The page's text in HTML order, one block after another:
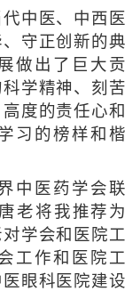
中医、中西医
守正创新的典
做出了巨大贡
学精神、刻苦
度的责任心和
习的榜样和楷
医药学会联
老将我推荐为
学会和医院工
工作和医院工
眼科医院建设